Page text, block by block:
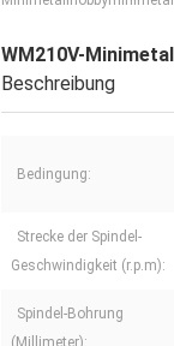
WM210V-
Beschreibung
Bedingung:
Strecke der Spindel-
Geschwindigkeit (r.p.m):
Spindel-Bohrung